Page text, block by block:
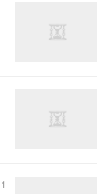
1